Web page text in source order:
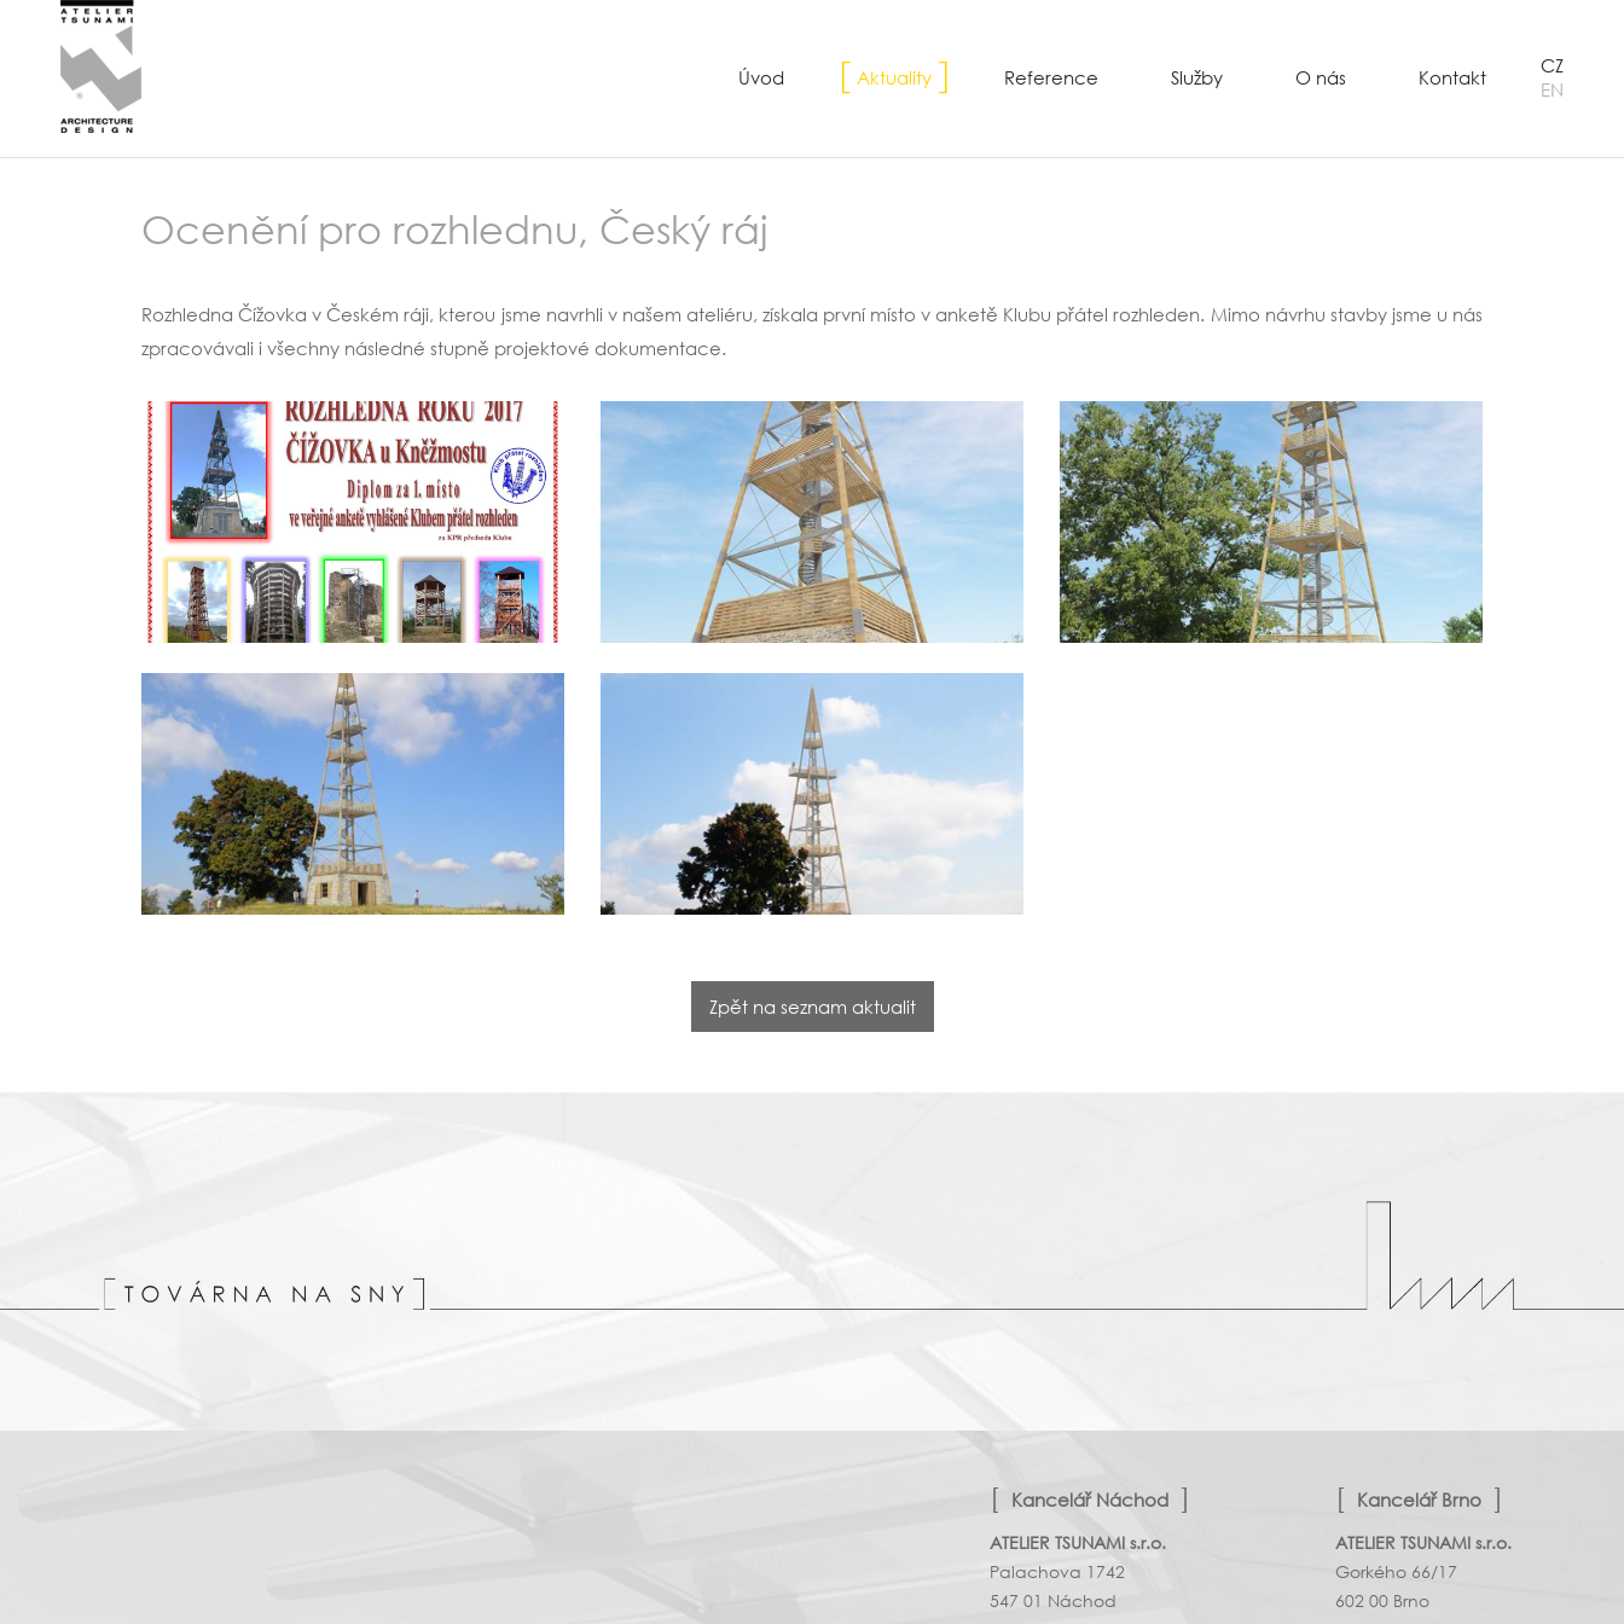
Úvod Aktuality Reference Služby O nás Kontakt
CZ
EN
Ocenění pro rozhlednu, Český ráj
Rozhledna Čížovka v Českém ráji, kterou jsme navrhli v našem ateliéru, získala první místo v anketě Klubu přátel rozhleden. Mimo návrhu stavby jsme u nás
zpracovávali i všechny následné stupně projektové dokumentace.
Zpět na seznam aktualit
Kancelář Náchod
ATELIER TSUNAMI s.r.o.
Palachova 1742
547 01 Náchod
Kancelář Brno
ATELIER TSUNAMI s.r.o.
Gorkého 66/17
602 00 Brno